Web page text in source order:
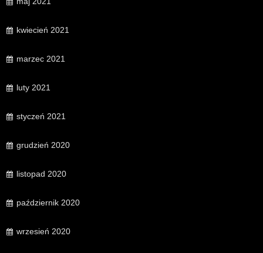
kwiecień 2021
marzec 2021
luty 2021
styczeń 2021
grudzień 2020
listopad 2020
październik 2020
wrzesień 2020